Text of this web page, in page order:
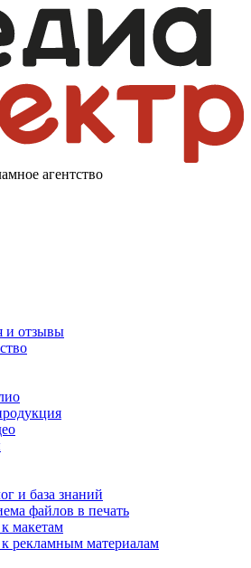
агентство
и отзывы
и база знаний
файлов в печать
макетам
рекламным материалам